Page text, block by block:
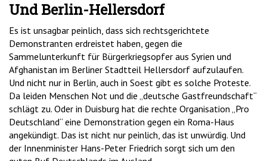
Und Berlin-Hellersdorf
Es ist unsagbar peinlich, dass sich rechtsgerichtete
Demonstranten erdreistet haben, gegen die
Sammelunterkunft für Bürgerkriegsopfer aus Syrien und
Afghanistan im Berliner Stadtteil Hellersdorf aufzulaufen.
Und nicht nur in Berlin, auch in Soest gibt es solche Proteste.
Da leiden Menschen Not und die „deutsche Gastfreundschaft“
schlägt zu. Oder in Duisburg hat die rechte Organisation „Pro
Deutschland“ eine Demonstration gegen ein Roma-Haus
angekündigt. Das ist nicht nur peinlich, das ist unwürdig. Und
der Innenminister Hans-Peter Friedrich sorgt sich um den